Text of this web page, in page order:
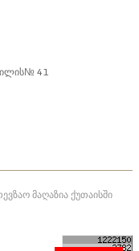
41
მაღაზია ქუთაისში